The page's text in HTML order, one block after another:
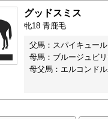
グッドスミス
牝18 青鹿毛
父馬：スパイキュール
母馬：ブルージュビ
母父馬：エルコンド